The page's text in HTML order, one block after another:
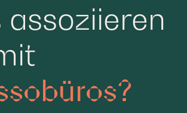
assoziieren